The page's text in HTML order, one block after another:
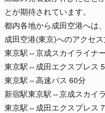
とが期待されています。
都内各地から成田空港へは
成田空港(東京)へのアクセ
東京駅⇔京成スカイライナ
東京駅⇔成田エクスプレス
東京駅⇔高速バス 60分
新宿駅東京駅⇔京成スカイ
東京駅⇔成田エクスプレス